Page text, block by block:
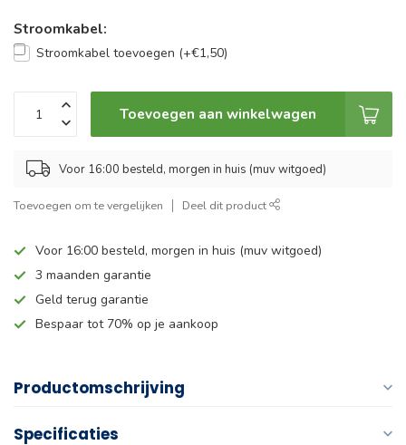
Stroomkabel:
Stroomkabel toevoegen (+€1,50)
Toevoegen aan winkelwagen
Voor 16:00 besteld, morgen in huis (muv witgoed)
Toevoegen om te vergelijken Deel dit product
Voor 16:00 besteld, morgen in huis (muv witgoed)
3 maanden garantie
Geld terug garantie
Bespaar tot 70% op je aankoop
Productomschrijving
Specificaties